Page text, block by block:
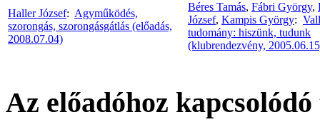
Haller József: Agyműködés,
szorongás, szorongásgátlás (előadás,
2008.07.04)
Béres Tamás, Fábri György,
József, Kampis György:
tudomány: hiszünk, tudunk
(klubrendezvény,
Az előadóhoz